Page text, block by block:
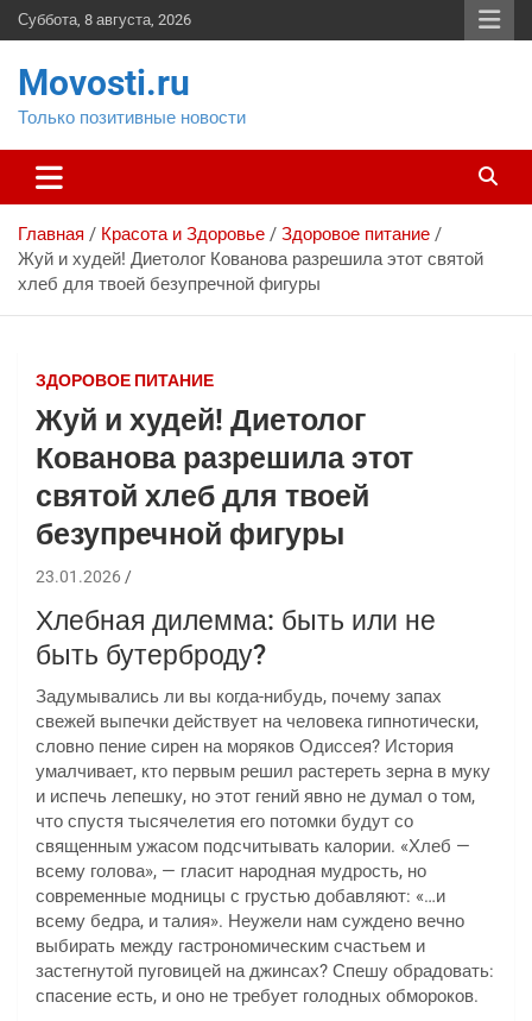
Перейти
к
Суббота, 8 августа, 2026
Movosti.ru
Только позитивные новости
Главная Красота и Здоровье
Здоровое питание
Жуй и худей! Диетолог Кованова разрешила этот святой
хлеб для твоей безупречной фигуры
ЗДОРОВОЕ ПИТАНИЕ
Жуй и худей! Диетолог
Кованова разрешила этот
святой хлеб для твоей
безупречной фигуры
23.01.2026
Хлебная дилемма: быть или не
быть бутерброду?
Задумывались ли вы когда-нибудь, почему запах
свежей выпечки действует на человека гипнотически,
словно пение сирен на моряков Одиссея? История
умалчивает, кто первым решил растереть зерна в муку
и испечь лепешку, но этот гений явно не думал о том,
что спустя тысячелетия его потомки будут со
священным ужасом подсчитывать калории. «Хлеб —
всему голова», — гласит народная мудрость, но
современные модницы с грустью добавляют: «…и
всему бедра, и талия». Неужели нам суждено вечно
выбирать между гастрономическим счастьем и
застегнутой пуговицей на джинсах? Спешу обрадовать:
спасение есть, и оно не требует голодных обмороков.